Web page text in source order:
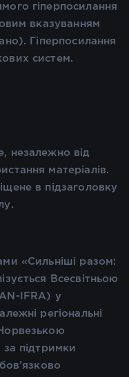
гіперпосилання
вказуванням
Гіперпосилання
систем.
незалежно від
матеріалів.
в підзаголовку
«Сильніші разом:
Всесвітньою
IFRA) у
регіональні
за підтримки